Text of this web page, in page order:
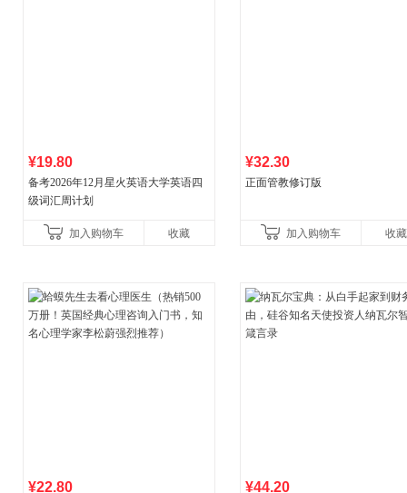
¥19.80
备考2026年12月星火英语大学英语四
级词汇周计划
加入购物车 收藏
¥32.30
正面管教修订版
加入购物车 收藏
¥22.80 ¥44.20